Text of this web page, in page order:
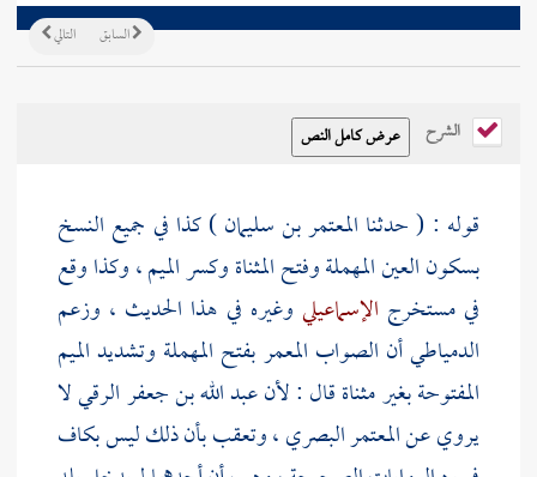
التالي السابق
الشرح
قوله : ( حدثنا المعتمر بن سليمان) كذا في جميع النسخ
بسكون العين المهملة وفتح المثناة وكسر الميم ، وكذا وقع
في مستخرج الإسماعيلي وغيره في هذا الحديث ، وزعم
الدمياطيأن الصواب المعمربفتح المهملة وتشديد الميم
المفتوحة بغير مثناة قال : لأنعبد الله بن جعفر الرقيلا
يروي عنالمعتمر البصري، وتعقب بأن ذلك ليس بكاف